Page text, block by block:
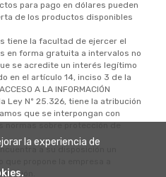
para pago en dólares pueden
de los productos disponibles
tiene la facultad de ejercer el
en forma gratuita a intervalos no
se acredite un interés legítimo
en el artículo 14, inciso 3 de la
A LA INFORMACIÓN
Ley Nº 25.326, tiene la atribución
que se interpongan con
a su disposición un
propone la empresa a
la experiencia de